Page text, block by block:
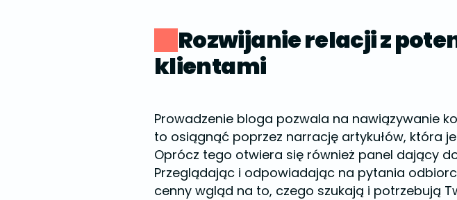
Rozwijanie relacji z
klientami
Prowadzenie bloga pozwala na nawiązywanie
to osiągnąć poprzez narrację artykułów, która
Oprócz tego otwiera się również panel dający
Przeglądając i odpowiadając na pytania
cenny wgląd na to, czego szukają i potrzebują